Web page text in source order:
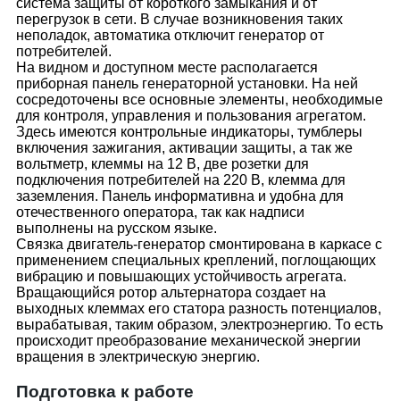
перегрузок в сети. В случае возникновения таких
неполадок, автоматика отключит генератор от
потребителей.
На видном и доступном месте располагается
приборная панель генераторной установки. На ней
сосредоточены все основные элементы, необходимые
для контроля, управления и пользования агрегатом.
Здесь имеются контрольные индикаторы, тумблеры
включения зажигания, активации защиты, а так же
вольтметр, клеммы на 12 В, две розетки для
подключения потребителей на 220 В, клемма для
заземления. Панель информативна и удобна для
отечественного оператора, так как надписи
выполнены на русском языке.
Связка двигатель-генератор смонтирована в каркасе с
применением специальных креплений, поглощающих
вибрацию и повышающих устойчивость агрегата.
Вращающийся ротор альтернатора создает на
выходных клеммах его статора разность потенциалов,
вырабатывая, таким образом, электроэнергию. То есть
происходит преобразование механической энергии
вращения в электрическую энергию.
Подготовка к работе